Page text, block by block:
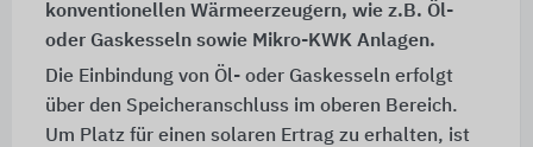
konventionellen Wärmeerzeugern, wie z.B. Öl-
oder Gaskesseln sowie Mikro-KWK Anlagen.
Die Einbindung von Öl- oder Gaskesseln erfolgt
über den Speicheranschluss im oberen Bereich.
Um Platz für einen solaren Ertrag zu erhalten, ist